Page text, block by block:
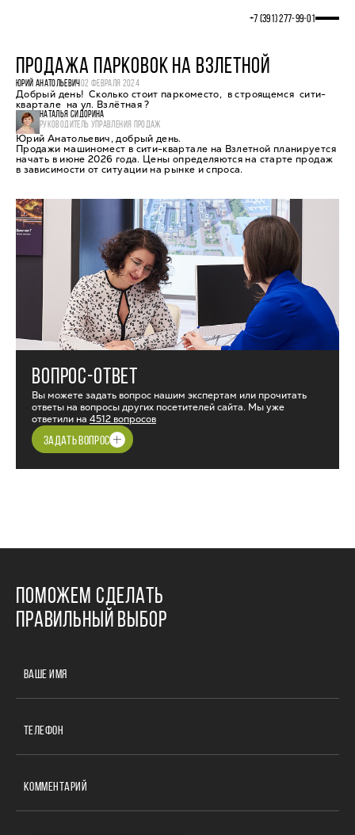
+7 (391) 277‒99‒01
ПРОДАЖА ПАРКОВОК НА ВЗЛЕТНОЙ
ЮРИЙ АНАТОЛЬЕВИЧ02 ФЕВРАЛЯ 2024
Добрый день! Сколько стоит паркоместо, в строящемся сити-
квартале на ул. Взлётная ?
НАТАЛЬЯ СИДОРИНА
РУКОВОДИТЕЛЬ УПРАВЛЕНИЯ ПРОДАЖ
Юрий Анатольевич, добрый день.
Продажи машиномест в сити-квартале на Взлетной планируется
начать в июне 2026 года. Цены определяются на старте продаж
в зависимости от ситуации на рынке и спроса.
ВОПРОС-ОТВЕТ
Вы можете задать вопрос нашим экспертам или прочитать
ответы на вопросы других посетителей сайта. Мы уже
ответили на 4512 вопросов
ЗАДАТЬ ВОПРОС
ПОМОЖЕМ СДЕЛАТЬ
ПРАВИЛЬНЫЙ ВЫБОР
ВАШЕ ИМЯ
ТЕЛЕФОН
КОММЕНТАРИЙ